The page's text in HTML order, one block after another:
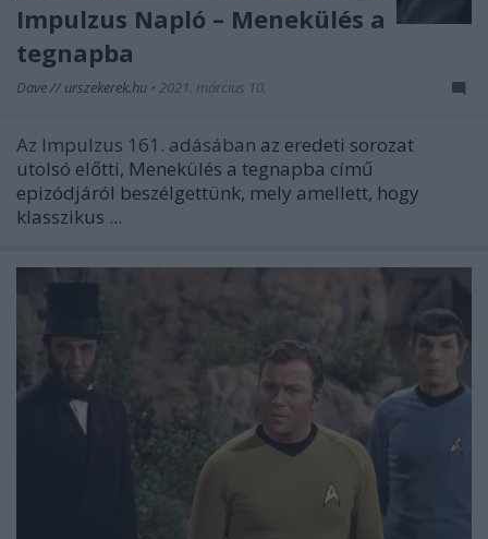
Impulzus Napló – Menekülés a
tegnapba
Dave // urszekerek.hu • 2021. március 10.
Az Impulzus 161. adásában az eredeti sorozat
utolsó előtti, Menekülés a tegnapba című
epizódjáról beszélgettünk, mely amellett, hogy
klasszikus ...